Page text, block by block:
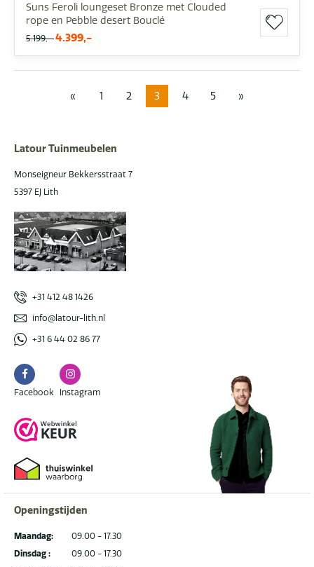
Suns Feroli loungeset Bronze met Clouded
rope en Pebble desert Bouclé
5.199,- 4.399,-
« 1 2 3 4 5 »
Latour Tuinmeubelen
Monseigneur Bekkersstraat 7
5397 EJ Lith
+31 412 48 1426
info@latour-lith.nl
+31 6 44 02 86 77
Facebook
Facebook
Instagram
Instagram
Openingstijden
Maandag:
Dinsdag :
09.00 - 17.30
09.00 - 17.30